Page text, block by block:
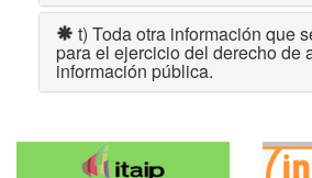
t) Toda otra información que
para el ejercicio del derecho de
información pública.